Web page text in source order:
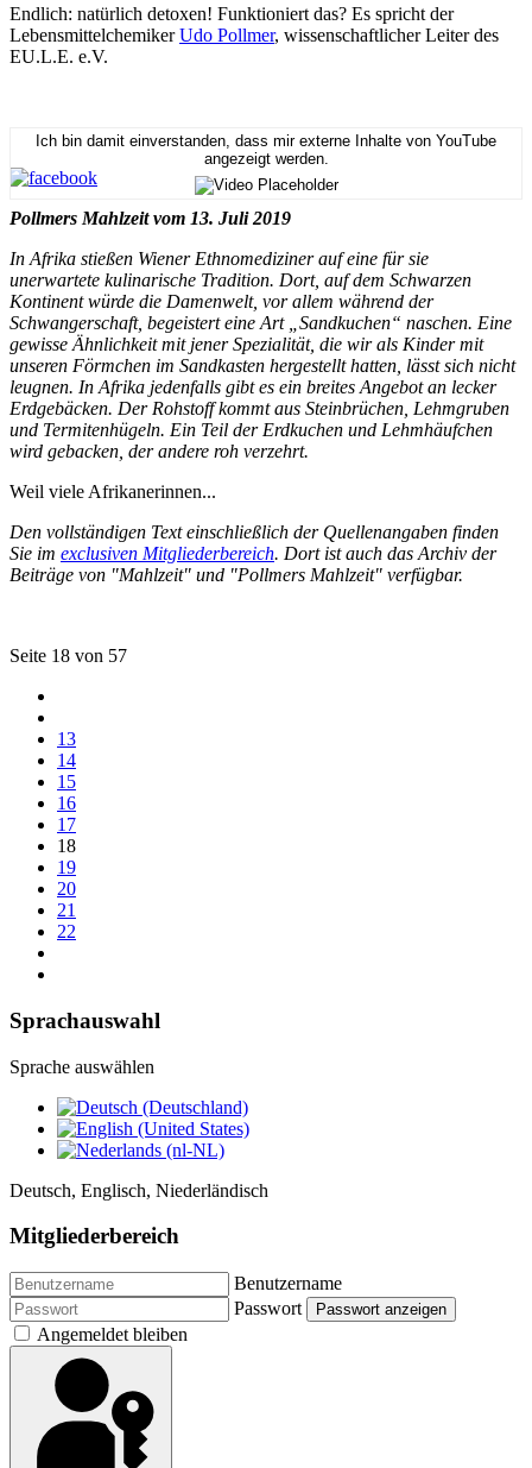
Endlich: natürlich detoxen! Funktioniert das? Es spricht der
LebensmittelchemikerUdo Pollmer, wissenschaftlicher Leiter des
EU.L.E. e.V.
Ich bin damit einverstanden, dass mir externe Inhalte von YouTube
angezeigt werden.
Pollmers Mahlzeit vom 13. Juli 2019
In Afrika stießen Wiener Ethnomediziner auf eine für sie
unerwartete kulinarische Tradition. Dort, auf dem Schwarzen
Kontinent würde die Damenwelt, vor allem während der
Schwangerschaft, begeistert eine Art „Sandkuchen“ naschen. Eine
gewisse Ähnlichkeit mit jener Spezialität, die wir als Kinder mit
unseren Förmchen im Sandkasten hergestellt hatten, lässt sich nicht
leugnen. In Afrika jedenfalls gibt es ein breites Angebot an lecker
Erdgebäcken. Der Rohstoff kommt aus Steinbrüchen, Lehmgruben
und Termitenhügeln. Ein Teil der Erdkuchen und Lehmhäufchen
wird gebacken, der andere roh verzehrt.
Weil viele Afrikanerinnen...
Den vollständigen Text einschließlich der Quellenangaben finden
Sie im exclusiven Mitgliederbereich. Dort ist auch das Archiv der
Beiträge von "Mahlzeit" und "Pollmers Mahlzeit" verfügbar.
Seite 18 von 57
13
14
15
16
17
18
19
20
21
22
Sprachauswahl
Sprache auswählen
Deutsch, Englisch, Niederländisch
Mitgliederbereich
Benutzername
Passwort
Passwort anzeigen
Angemeldet bleiben